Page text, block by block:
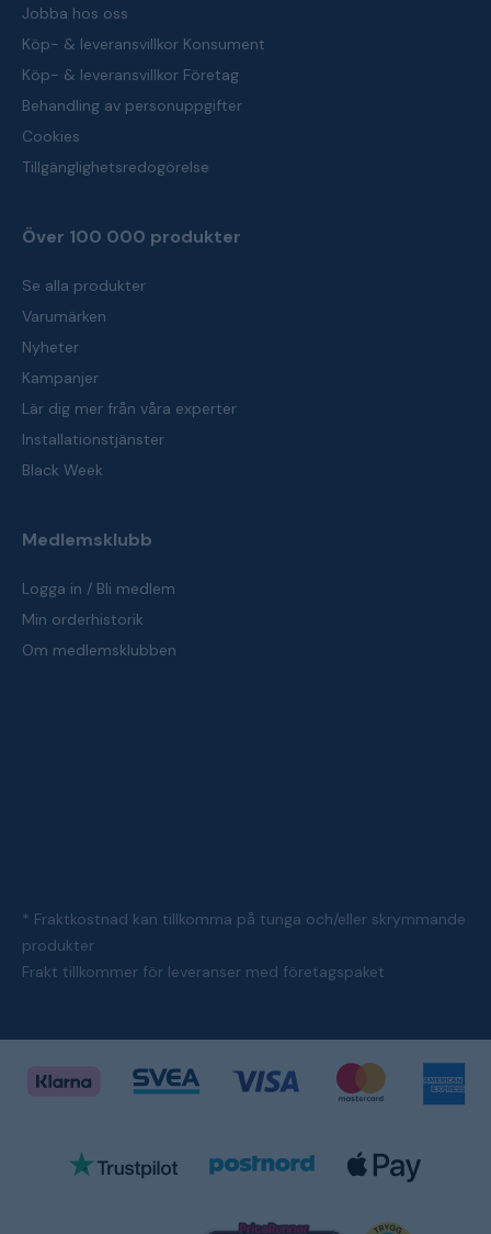
Jobba hos oss
Köp- & leveransvillkor Konsument
Köp- & leveransvillkor Företag
Behandling av personuppgifter
Cookies
Tillgänglighetsredogörelse
Över 100 000 produkter
Se alla produkter
Varumärken
Nyheter
Kampanjer
Lär dig mer från våra experter
Installationstjänster
Black Week
Medlemsklubb
Logga in / Bli medlem
Min orderhistorik
Om medlemsklubben
* Fraktkostnad kan tillkomma på tunga och/eller skrymmande
produkter
Frakt tillkommer för leveranser med företagspaket